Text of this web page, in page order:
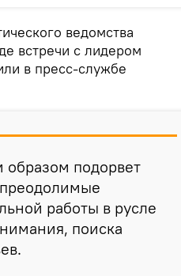
ведомства
встречи с лидером
в пресс-службе
образом подорвет
работы в русле
поиска